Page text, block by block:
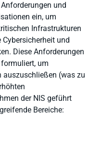
und
ein, um
Infrastrukturen
Cybersicherheit und
Diese Anforderungen
um
auszuschließen (was zu
der NIS geführt
Bereiche: